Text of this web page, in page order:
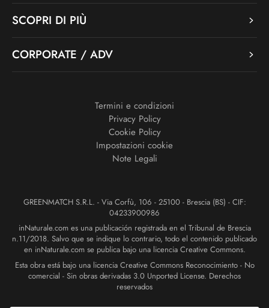
SCOPRI DI PIÙ
CORPORATE / ADV
Termini e condizioni
Privacy Policy
Cookie Policy
Impostazioni cookie
Note Legali
GREENMATCH S.R.L. - Via Corfù, 106 - 25100 - Brescia (BS) - CIF:
04233900986
inNaturale.com es una publicación registrada en el Tribunal de Brescia
n.11/2018. Salvo que se indique lo contrario, todo el contenido publicado
en inNaturale.com se publica bajo una licencia Creative Commons.
Esta obra está bajo una licencia Creative Commons Reconocimiento - No
comercial - Sin obras derivadas 3.0 Unported License. Derechos
reservados